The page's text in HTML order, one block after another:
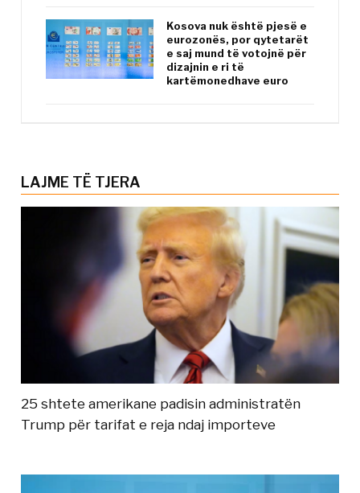
Kosova nuk është pjesë e
eurozonës, por qytetarët
e saj mund të votojnë për
dizajnin e ri të
kartëmonedhave euro
LAJME TË TJERA
25 shtete amerikane padisin administratën
Trump për tarifat e reja ndaj importeve